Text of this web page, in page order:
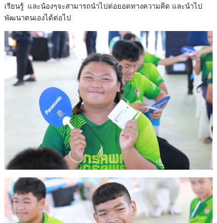
เรียนรู้ และน้องๆจะสามารถนำไปต่อยอดทางความคิด และนำไป
พัฒนาตนเองได้ต่อไป